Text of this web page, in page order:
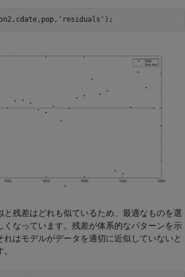
'residuals'
と残差はどれも似ているため、最適なものを選
くなっています。残差が体系的なパターンを示
れはモデルがデータを適切に近似していないと